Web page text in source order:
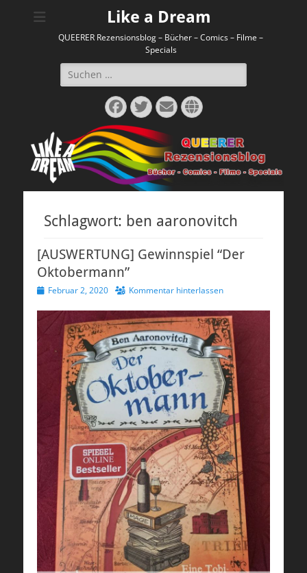
Like a Dream
QUEERER Rezensionsblog – Bücher – Comics – Filme –
Specials
Suchen
nach:
Facebook
Twitter
E-
Mail
Website
Schlagwort: ben aaronovitch
[AUSWERTUNG] Gewinnspiel “Der
Oktobermann”
Veröffentlicht
Februar 2, 2020 Kommentar hinterlassen